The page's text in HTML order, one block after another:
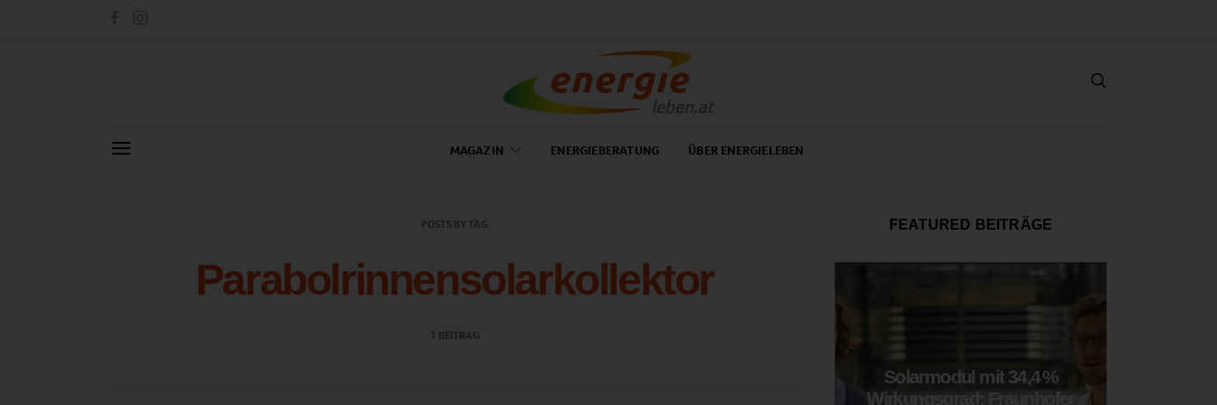
MAGAZIN ENERGIEBERATUNG ÜBER ENERGIELEBEN
POSTS BY TAG
Parabolrinnensolarkollektor
1 BEITRAG
FEATURED BEITRÄGE
Solarmodul mit 34,4 %
Wirkungsgrad: Fraunhofer